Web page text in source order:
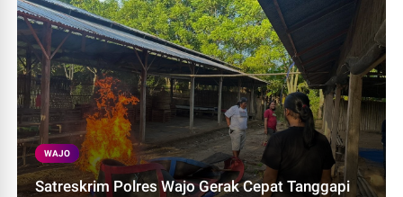
WAJO
Satreskrim Polres Wajo Gerak Cepat Tanggapi